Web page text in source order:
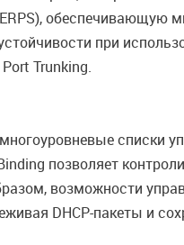
обеспечивающую
при
Trunking.
списки
позволяет
возможности
DHCP-пакеты и